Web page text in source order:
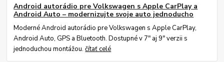
Android autorádio pre Volkswagen s Apple CarPlay a
Android Auto – modernizujte svoje auto jednoducho
Moderné Android autorádio pre Volkswagen s Apple CarPlay,
Android Auto, GPS a Bluetooth. Dostupné v 7" aj 9" verzii s
jednoduchou montážou.čítať celé